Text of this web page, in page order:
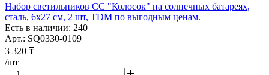
Набор светильников СС "Колосок" на солнечных батареях,
сталь, 6х27 cм, 2 шт, TDM по выгодным ценам.
Есть в наличии: 240
Арт.: SQ0330-0109
3 320 ₸
/шт